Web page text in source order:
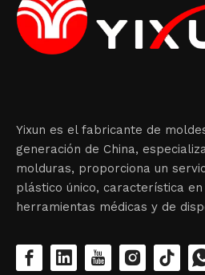
Yixun es el fabricante de
generación de China,
molduras, proporciona un
plástico único, característica
herramientas médicas y de